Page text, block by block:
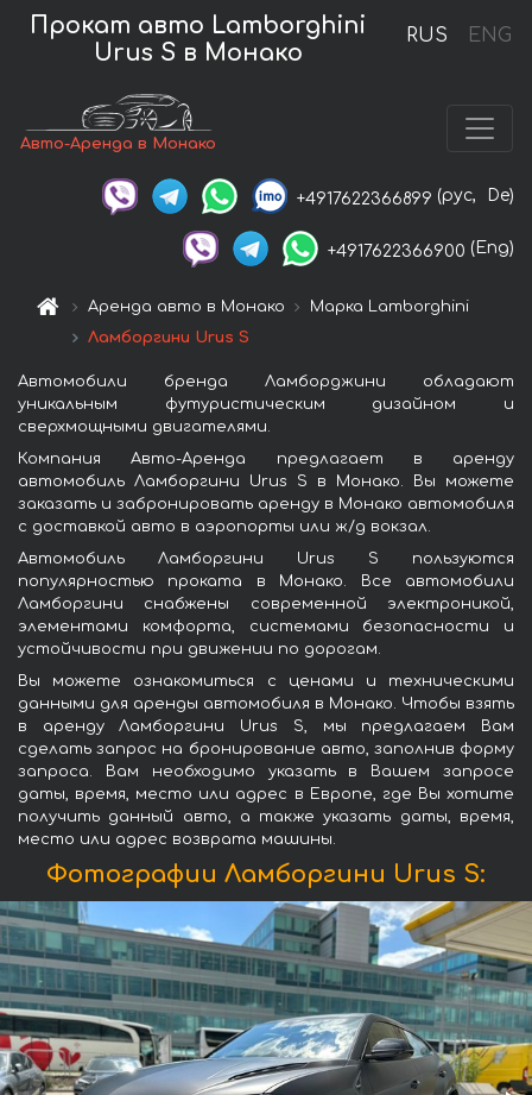
RUS ENG
Прокат авто Lamborghini
Urus S в Монако
Авто-Аренда в Монако
+4917622366899 (рус, De)
+4917622366900 (Eng)
Аренда авто в Монако
Марка Lamborghini
Ламборгини Urus S
Автомобили бренда Ламборджини обладают
уникальным футуристическим дизайном и
сверхмощными двигателями.
Компания Авто-Аренда предлагает в аренду
автомобиль Ламборгини Urus S в Монако. Вы можете
заказать и забронировать аренду в Монако автомобиля
с доставкой авто в аэропорты или ж/д вокзал.
Автомобиль Ламборгини Urus S пользуются
популярностью проката в Монако. Все автомобили
Ламборгини снабжены современной электроникой,
элементами комфорта, системами безопасности и
устойчивости при движении по дорогам.
Вы можете ознакомиться с ценами и техническими
данными для аренды автомобиля в Монако. Чтобы взять
в аренду Ламборгини Urus S, мы предлагаем Вам
сделать запрос на бронирование авто, заполнив форму
запроса. Вам необходимо указать в Вашем запросе
даты, время, место или адрес в Европе, где Вы хотите
получить данный авто, а также указать даты, время,
место или адрес возврата машины.
Фотографии Ламборгини Urus S: